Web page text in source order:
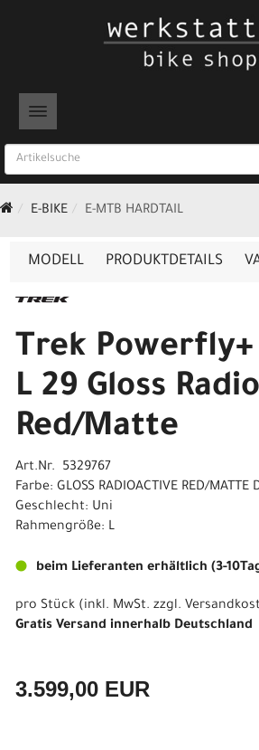
TOGGLE NAVIGATION
E-BIKE E-MTB HARDTAIL
MODELL PRODUKTDETAILS
Trek Powerfly+
L 29 Gloss
Red/Matte
Art.Nr. 5329767
Farbe: GLOSS RADIOACTIVE RED/MATTE
Geschlecht: Uni
Rahmengröße: L
beim Lieferanten erhältlich (3-
pro Stück (inkl. MwSt. zzgl.
Gratis Versand innerhalb Deutschland
3.599,00 EUR